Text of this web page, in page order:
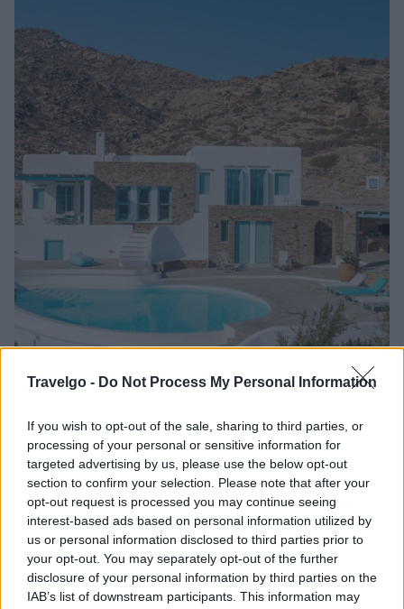
Travelgo - Do Not Process My Personal Information
If you wish to opt-out of the sale, sharing to third parties, or
processing of your personal or sensitive information for
targeted advertising by us, please use the below opt-out
section to confirm your selection. Please note that after your
opt-out request is processed you may continue seeing
interest-based ads based on personal information utilized by
us or personal information disclosed to third parties prior to
your opt-out. You may separately opt-out of the further
disclosure of your personal information by third parties on the
IAB’s list of downstream participants. This information may
ΙΟΣ - ΔΙΑΜΟΝΗ
Magganari View: Απόδραση σε μια από
τις πιο εκπληκτικές τοποθεσίες της Ίου